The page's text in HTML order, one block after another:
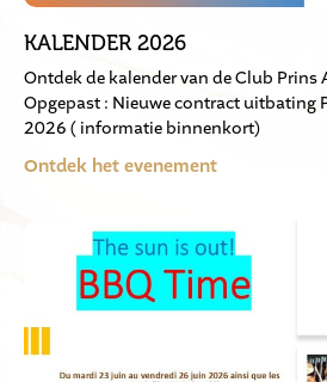
KALENDER 2026
Ontdek de kalender van de Club
Opgepast : Nieuwe contract uitbating
2026 ( informatie binnenkort)
Ontdek het evenement